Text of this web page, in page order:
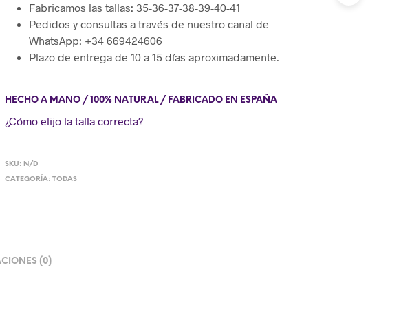
Fabricamos las tallas: 35-36-37-38-39-40-41
Pedidos y consultas a través de nuestro canal de
WhatsApp: +34 669424606
Plazo de entrega de 10 a 15 días aproximadamente.
HECHO A MANO / 100% NATURAL / FABRICADO EN ESPAÑA
¿Cómo elijo la talla correcta?
SKU: N/D
CATEGORÍA:TODAS
(0)